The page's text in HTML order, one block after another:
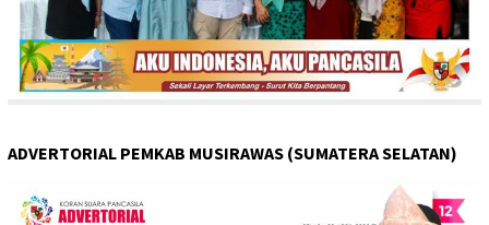
ADVERTORIAL PEMKAB MUSIRAWAS (SUMATERA SELATAN)